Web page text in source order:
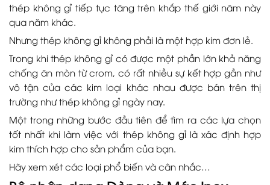
thép không gỉ tiếp tục tăng trên khắp thế giới năm này
qua năm khác.
Nhưng thép không gỉ không phải là một hợp kim đơn lẻ.
Trong khi thép không gỉ có được một phần lớn khả năng
chống ăn mòn từ crom, có rất nhiều sự kết hợp gần như
vô tận của các kim loại khác nhau được bán trên thị
trường như thép không gỉ ngày nay.
Một trong những bước đầu tiên để tìm ra các lựa chọn
tốt nhất khi làm việc với thép không gỉ là xác định hợp
kim thích hợp cho sản phẩm của bạn.
Hãy xem xét các loại phổ biến và cân nhắc…